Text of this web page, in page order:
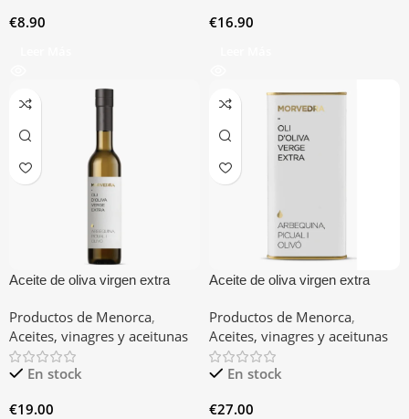
€8.90 €16.90
Aceite de oliva virgen extra
Productos de Menorca,
Aceites, vinagres y aceitunas
En stock
€19.00
Aceite de oliva virgen extra
Productos de Menorca,
Aceites, vinagres y aceitunas
En stock
€27.00